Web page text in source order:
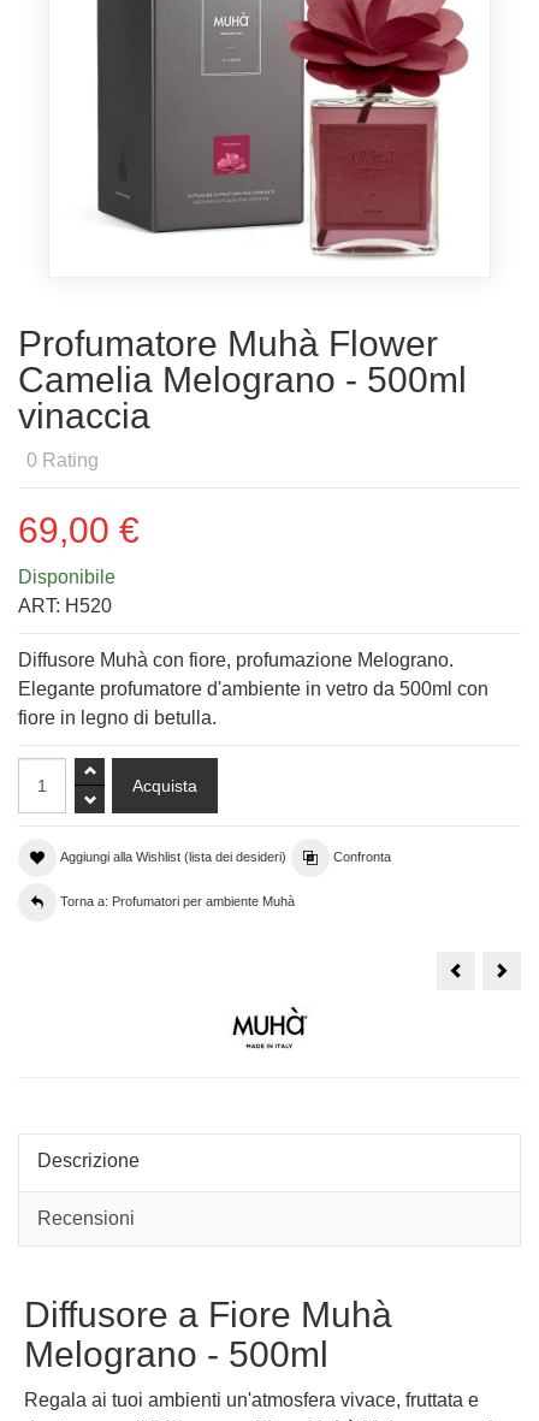
Profumatore Muhà Flower
Camelia Melograno - 500ml
vinaccia
0 Rating
69,00 €
Disponibile
ART: H520
Diffusore Muhà con fiore, profumazione Melograno.
Elegante profumatore d'ambiente in vetro da 500ml con
fiore in legno di betulla.
Aggiungi alla Wishlist (lista dei desideri) Confronta
Torna a: Profumatori per ambiente Muhà
Descrizione
Recensioni
Diffusore a Fiore Muhà
Melograno - 500ml
Regala ai tuoi ambienti un'atmosfera vivace, fruttata e